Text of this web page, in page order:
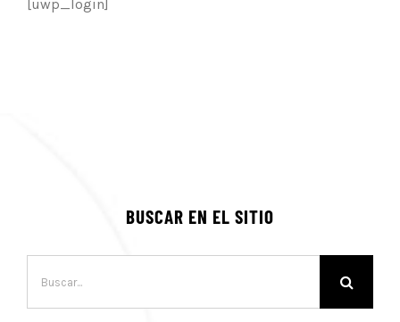
[uwp_login]
BUSCAR EN EL SITIO